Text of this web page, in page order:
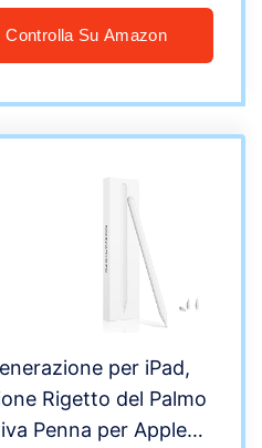
Controlla Su Amazon
per iPad,
Rigetto del Palmo
Penna per Apple